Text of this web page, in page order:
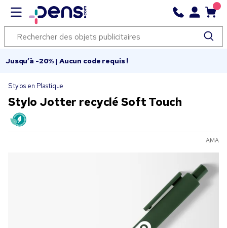
Jusqu’à -20% | Aucun code requis !
Stylos en Plastique
Stylo Jotter recyclé Soft Touch
AMA